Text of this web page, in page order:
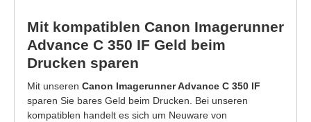
Mit kompatiblen Canon Imagerunner
Advance C 350 IF Geld beim
Drucken sparen
Mit unseren Canon Imagerunner Advance C 350 IF
sparen Sie bares Geld beim Drucken. Bei unseren
kompatiblen handelt es sich um Neuware von